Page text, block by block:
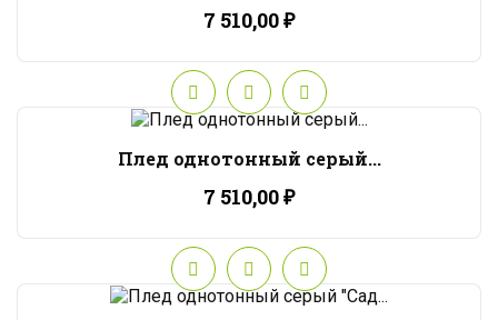
7 510,00 ₽
Плед однотонный серый...
7 510,00 ₽